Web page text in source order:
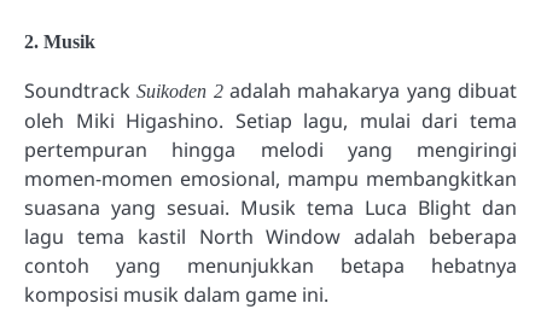
2. Musik
SoundtrackSuikoden 2adalah mahakarya yang dibuat
oleh Miki Higashino. Setiap lagu, mulai dari tema
pertempuran hingga melodi yang mengiringi
momen-momen emosional, mampu membangkitkan
suasana yang sesuai. Musik tema Luca Blight dan
lagu tema kastil North Window adalah beberapa
contoh yang menunjukkan betapa hebatnya
komposisi musik dalam game ini.